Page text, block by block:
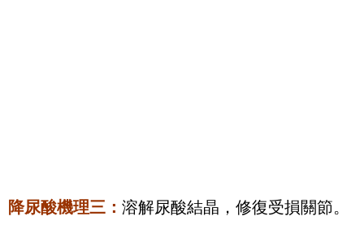
降尿酸機理三： 溶解尿酸結晶，修復受損關節。